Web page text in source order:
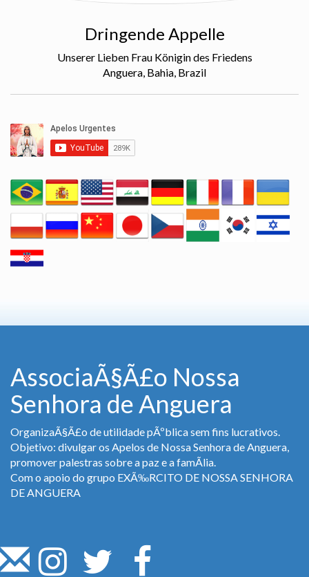
Dringende Appelle
Unserer Lieben Frau Königin des Friedens
Anguera, Bahia, Brazil
AssociaÃ§Ã£o Nossa
Senhora de Anguera
OrganizaÃ§Ã£o de utilidade pÃºblica sem fins lucrativos.
Objetivo: divulgar os Apelos de Nossa Senhora de Anguera,
promover palestras sobre a paz e a famÃ­lia.
Com o apoio do grupo EXÃ‰RCITO DE NOSSA SENHORA
DE ANGUERA